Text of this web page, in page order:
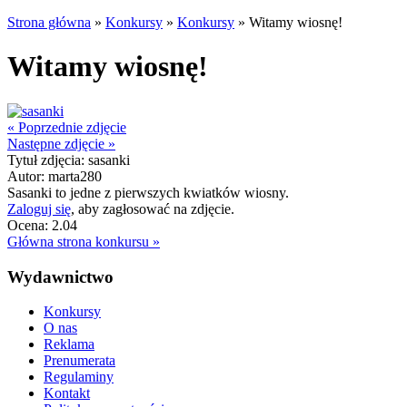
Strona główna » Konkursy » Konkursy » Witamy wiosnę!
Witamy wiosnę!
« Poprzednie zdjęcie
Następne zdjęcie »
Tytuł zdjęcia: sasanki
Autor: marta280
Sasanki to jedne z pierwszych kwiatków wiosny.
Zaloguj się, aby zagłosować na zdjęcie.
Ocena: 2.04
Główna strona konkursu »
Wydawnictwo
Konkursy
O nas
Reklama
Prenumerata
Regulaminy
Kontakt